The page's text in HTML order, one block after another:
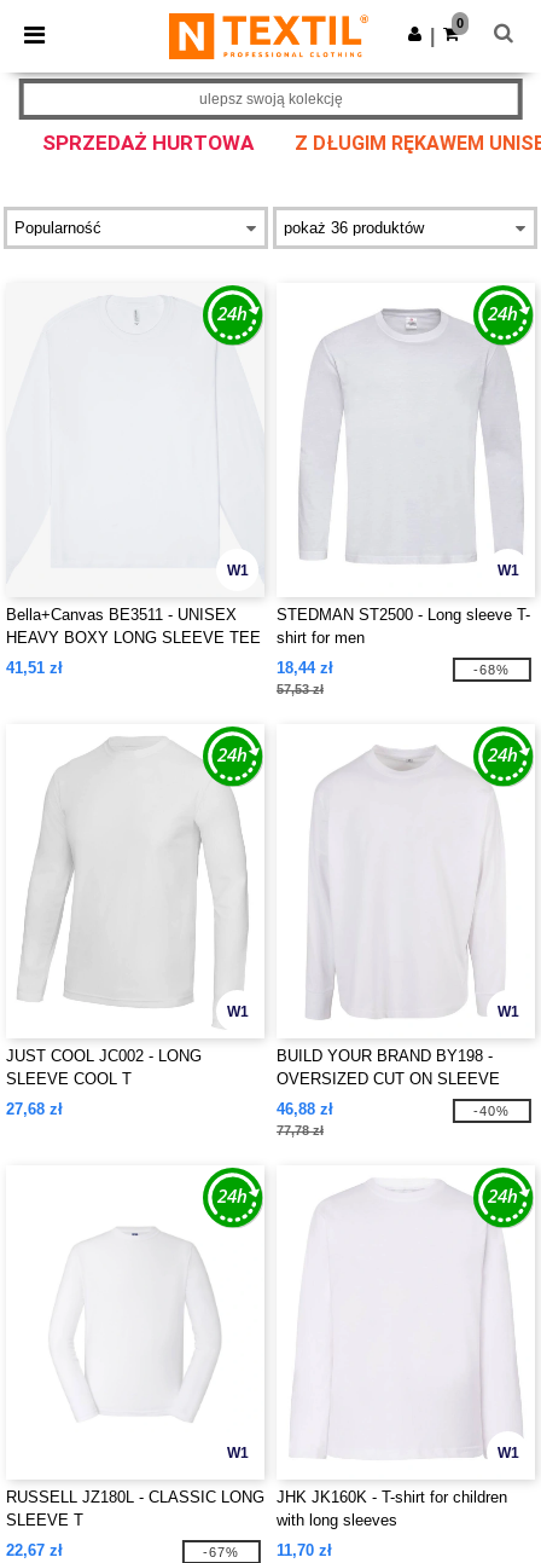
× Aplikacja Ntextil
Lepsze ceny w aplikacji!
Pobierz app
0
SPRZEDAŻ HURTOWA Z DŁUGIM RĘKAWEM
ulepsz swoją kolekcję
W1
Bella+Canvas BE3511 - UNISEX
HEAVY BOXY LONG SLEEVE TEE
41,51 zł
W1
STEDMAN ST2500 - Long sleeve T-
shirt for men
18,44 zł
57,53 zł
-68%
W1
JUST COOL JC002 - LONG
SLEEVE COOL T
27,68 zł
W1
BUILD YOUR BRAND BY198 -
OVERSIZED CUT ON SLEEVE
LONGSLEEVE
46,88 zł
77,78 zł
-40%
W1
RUSSELL JZ180L - CLASSIC LONG
SLEEVE T
22,67 zł
-67%
W1
JHK JK160K - T-shirt for children
with long sleeves
11,70 zł